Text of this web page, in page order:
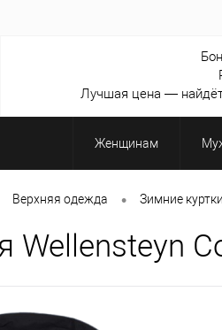
Лучшая цена —
Женщинам
Верхняя одежда • Зимние
Wellensteyn